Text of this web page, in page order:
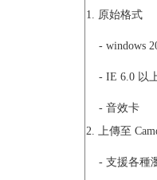
1. 原始格式
- windows
- IE 6.0 以
- 音效卡
2. 上傳至
- 支援各種